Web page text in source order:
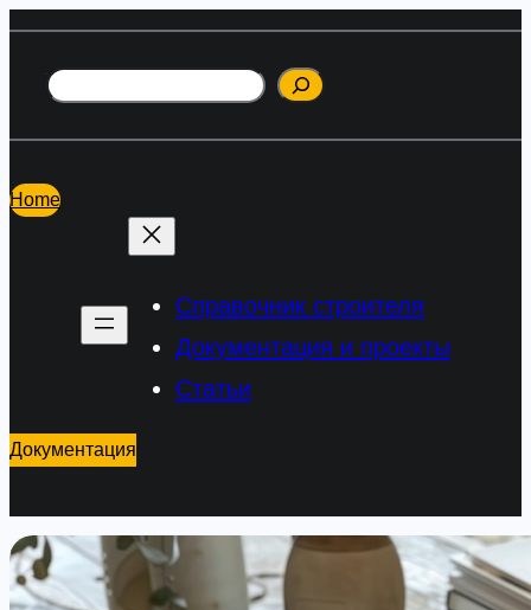
содержимому
Поиск
Home
Справочник строителя
Документация и проекты
Статьи
Документация